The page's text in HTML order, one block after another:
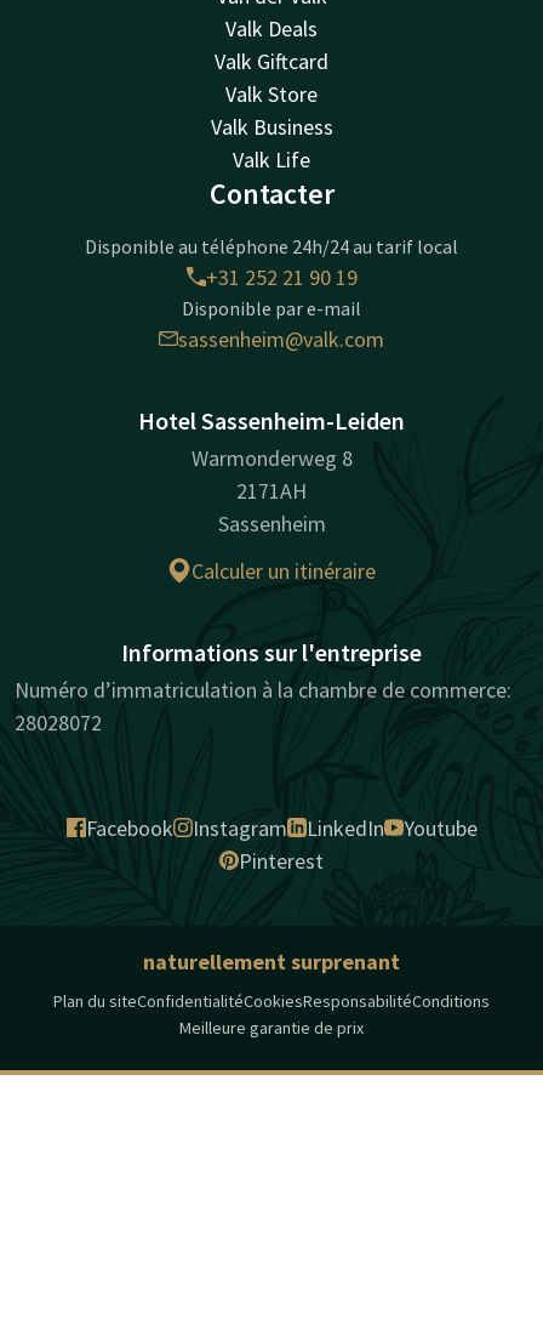
Valk Deals
Valk Giftcard
Valk Store
Valk Business
Valk Life
Contacter
Disponible au téléphone 24h/24 au tarif local
+31 252 21 90 19
Disponible par e-mail
sassenheim@valk.com
Hotel Sassenheim-Leiden
Warmonderweg 8
2171AH
Sassenheim
Calculer un itinéraire
Informations sur l'entreprise
Numéro d’immatriculation à la chambre de commerce:
28028072
Facebook Instagram LinkedIn
Youtube
Pinterest
naturellement surprenant
Plan du siteConfidentialitéCookiesResponsabilitéConditions
Meilleure garantie de prix